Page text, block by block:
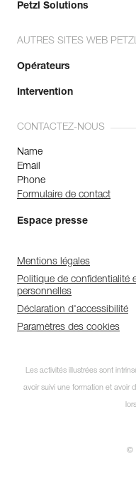
Petzl Solutions
AUTRES SITES WEB
Opérateurs
Intervention
CONTACTEZ-NOUS
Name
Email
Phone
Formulaire de contact
Espace presse
Mentions légales
Politique de confidentialité
personnelles
Déclaration d'accessibilité
Paramètres des cookies
Les activités illustrées sont
avoir suivi une formation et avoir
©